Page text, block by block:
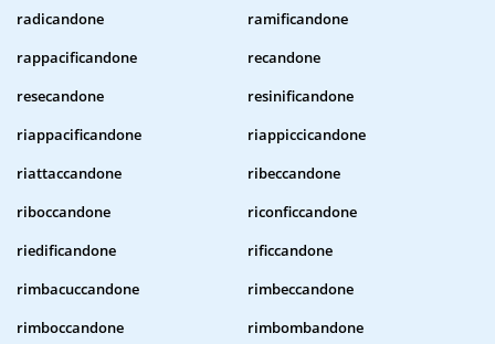
radicandone
ramificandone
rappacificandone
recandone
resecandone
resinificandone
riappacificandone
riappiccicandone
riattaccandone
ribeccandone
riboccandone
riconficcandone
riedificandone
rificcandone
rimbacuccandone
rimbeccandone
rimboccandone
rimbombandone